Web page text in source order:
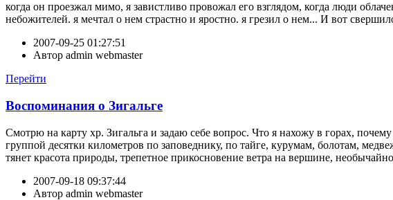
когда он проезжал мимо, я завистливо провожал его взглядом, когда люди
небожителей. я мечтал о нем страстно и яростно. я грезил о нем... И вот
2007-09-25 01:27:51
Автор admin webmaster
Перейти
Воспоминания о Зигальге
Смотрю на карту хр. Зигальга и задаю себе вопрос. Что я нахожу в горах,
группой десятки километров по заповеднику, по тайге, курумам, болотам,
тянет красота природы, трепетное прикосновение ветра на вершине,
2007-09-18 09:37:44
Автор admin webmaster